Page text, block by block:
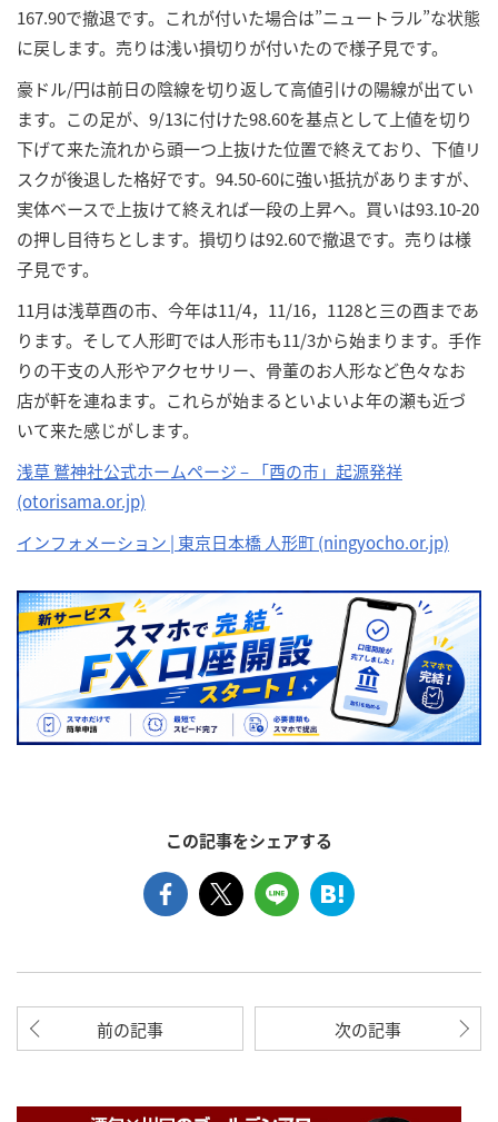
167.90で撤退です。これが付いた場合は”ニュートラル”な状態
に戻します。売りは浅い損切りが付いたので様子見です。
豪ドル/円は前日の陰線を切り返して高値引けの陽線が出てい
ます。この足が、9/13に付けた98.60を基点として上値を切り
下げて来た流れから頭一つ上抜けた位置で終えており、下値リ
スクが後退した格好です。94.50-60に強い抵抗がありますが、
実体ベースで上抜けて終えれば一段の上昇へ。買いは93.10-20
の押し目待ちとします。損切りは92.60で撤退です。売りは様
子見です。
11月は浅草酉の市、今年は11/4，11/16，1128と三の酉まであ
ります。そして人形町では人形市も11/3から始まります。手作
りの干支の人形やアクセサリー、骨董のお人形など色々なお
店が軒を連ねます。これらが始まるといよいよ年の瀬も近づ
いて来た感じがします。
浅草 鷲神社公式ホームページ – 「酉の市」起源発祥
(otorisama.or.jp)
インフォメーション | 東京日本橋 人形町 (ningyocho.or.jp)
この記事をシェアする
前の記事 次の記事